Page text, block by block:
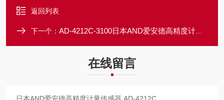
返回列表
下一个： AD-4212C-3100日本AND爱安德高精度计量传感器 AD-4212C
在线留言